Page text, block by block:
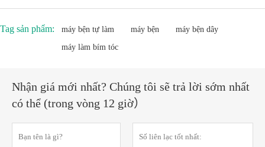
Tag sản phẩm: máy bện tự làm máy bện
máy bện dây
máy làm bím tóc
Nhận giá mới nhất? Chúng tôi sẽ trả lời sớm nhất
có thể (trong vòng 12 giờ）